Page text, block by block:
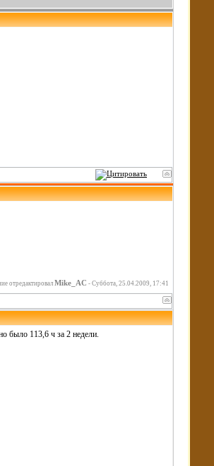
отредактировал Mike_AC - Суббота, 25.04.2009, 17:41
было 113,6 ч за 2 недели.